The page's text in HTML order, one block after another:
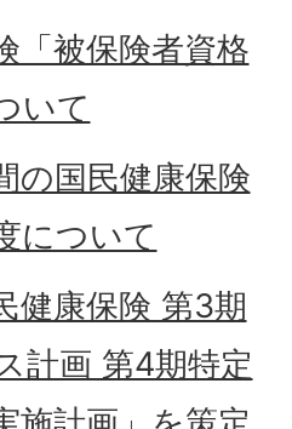
「被保険者資格
いて
の国民健康保険
について
健康保険 第3期
計画 第4期特定